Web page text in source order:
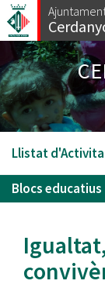
Vés
al
contingut
Llistat
Blocs educatius